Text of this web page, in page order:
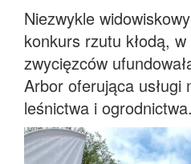
Niezwykle
konkurs rzutu kłodą,
zwycięzców
Arbor oferująca usługi
leśnictwa i ogrodnictwa.